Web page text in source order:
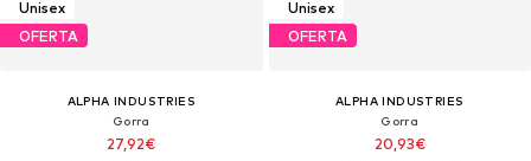
Unisex
OFERTA
ALPHA INDUSTRIES
Gorra
27,92€
Unisex
OFERTA
ALPHA INDUSTRIES
Gorra
20,93€